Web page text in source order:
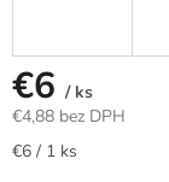
€6 / ks
€4,88 bez DPH
Jednotková
€6 / 1 ks